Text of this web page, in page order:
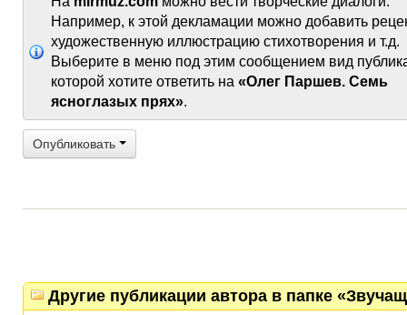
Например, к этой декламации можно добавить
художественную иллюстрацию стихотворения и т.д.
Выберите в меню под этим сообщением вид
которой хотите ответить на «Олег Паршев. Семь
ясноглазых прях».
Опубликовать
Другие публикации автора в папке